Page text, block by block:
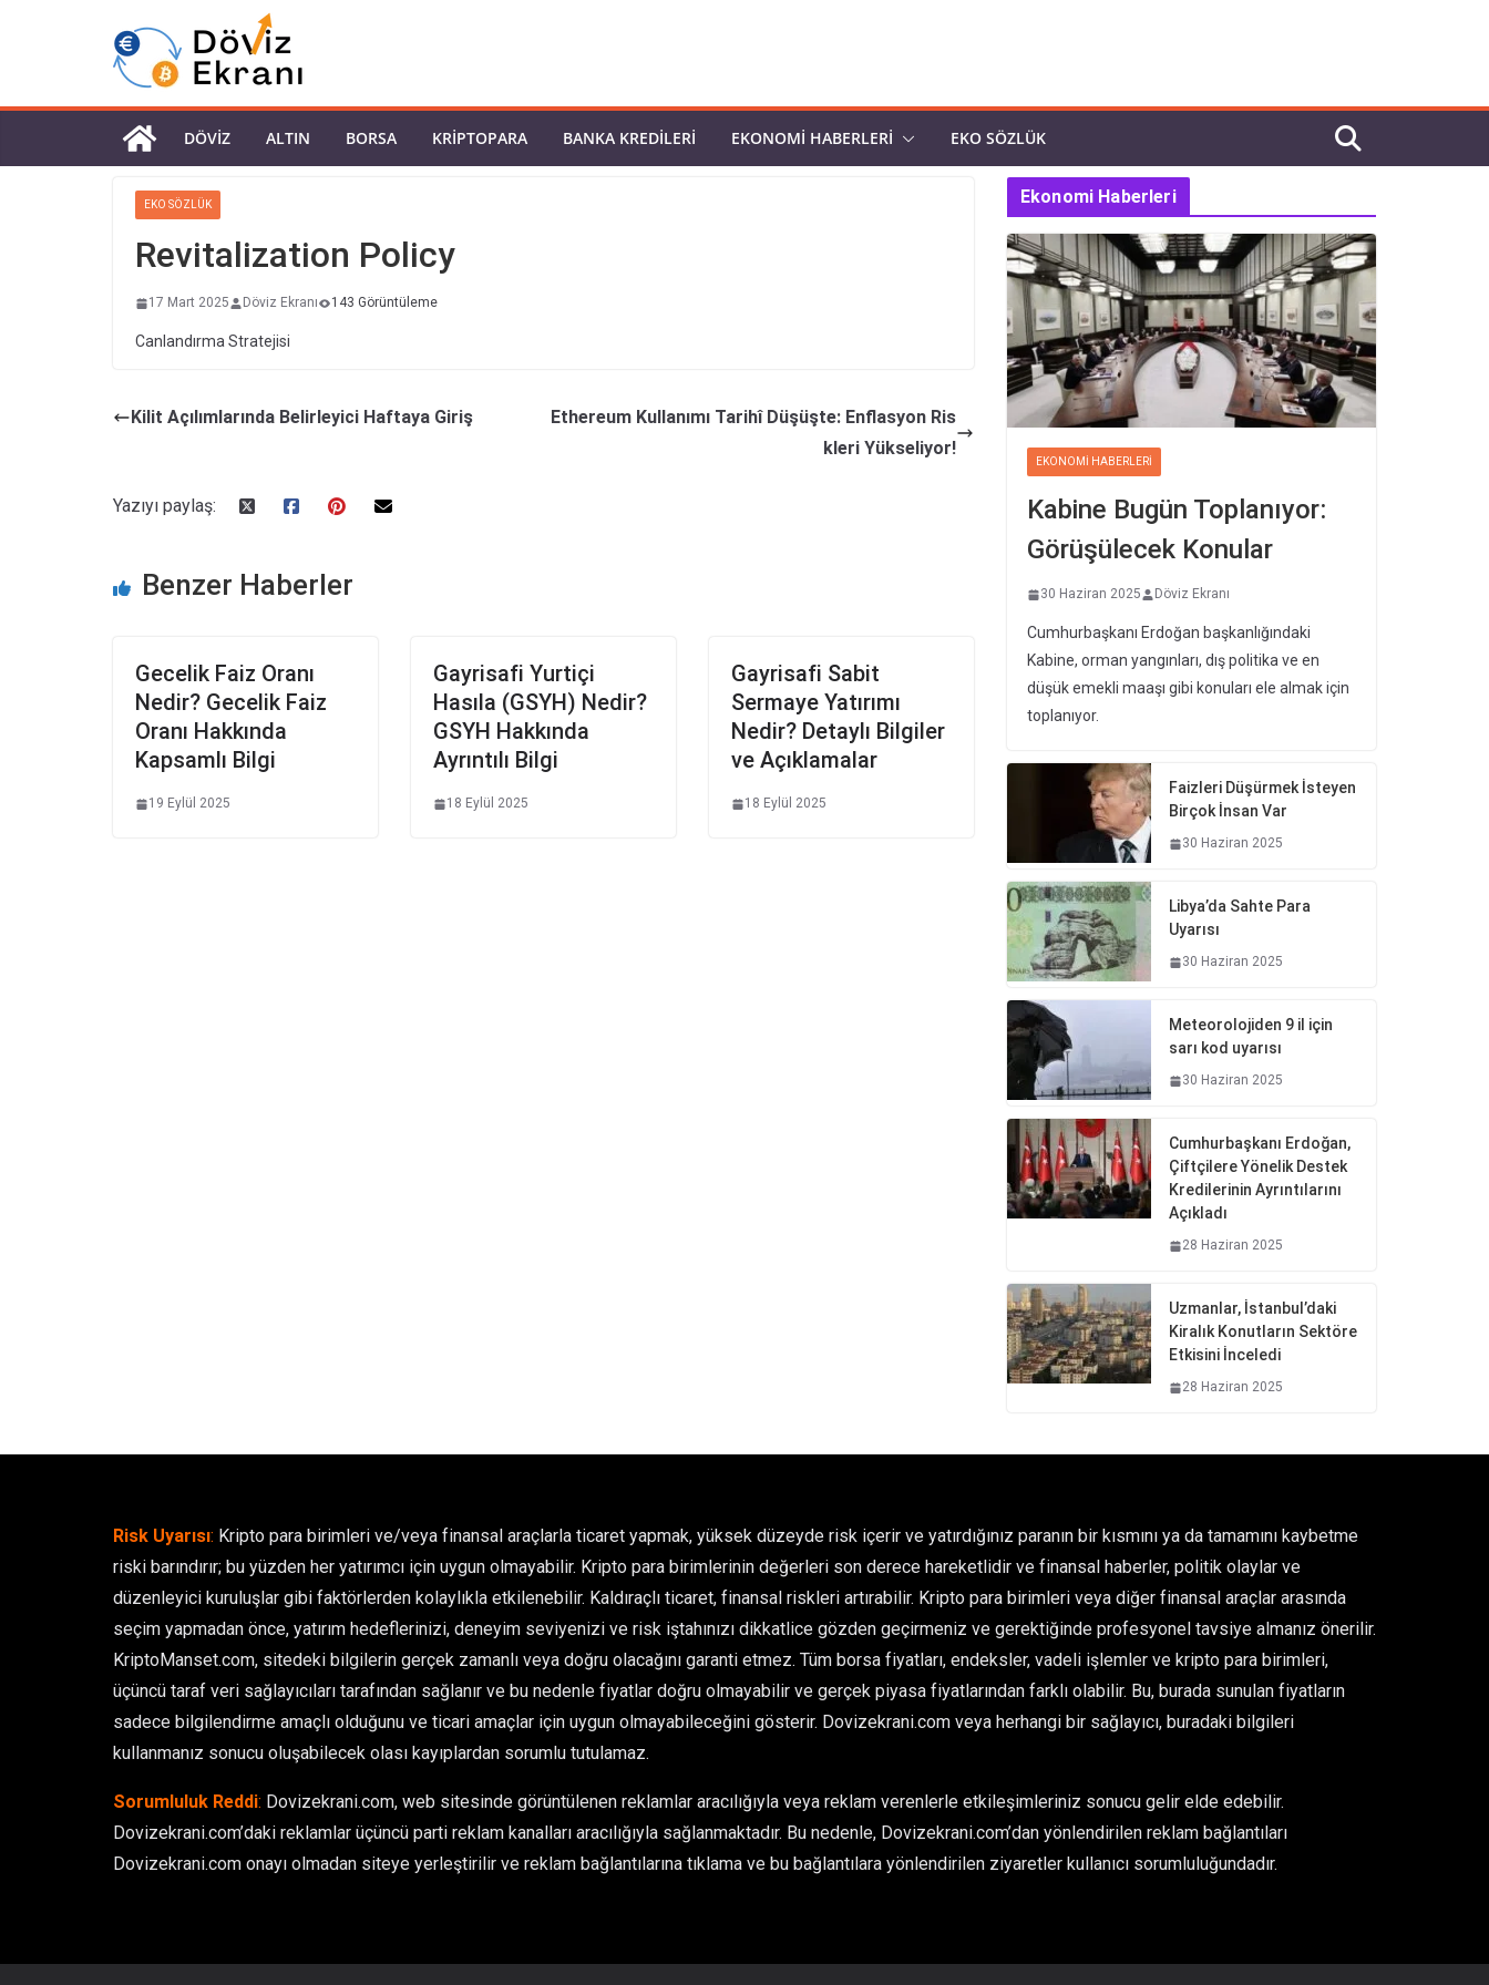
DÖVIZ ALTIN BORSA KRIPTOPARA BANKA KREDILERI EKONOMI HABERLERI EKO SÖZLÜK
EKO SÖZLÜK
Revitalization Policy
17 Mart 2025 Döviz Ekranı 143 Görüntüleme
Canlandırma Stratejisi
Kilit Açılımlarında Belirleyici Haftaya Giriş
Ethereum Kullanımı Tarihî Düşüşte: Enflasyon Ris
kleri Yükseliyor!
Yazıyı paylaş:
Benzer Haberler
Gecelik Faiz Oranı
Nedir? Gecelik Faiz
Oranı Hakkında
Kapsamlı Bilgi
19 Eylül 2025
Gayrisafi Yurtiçi
Hasıla (GSYH) Nedir?
GSYH Hakkında
Ayrıntılı Bilgi
18 Eylül 2025
Gayrisafi Sabit
Sermaye Yatırımı
Nedir? Detaylı Bilgiler
ve Açıklamalar
18 Eylül 2025
Ekonomi Haberleri
EKONOMI HABERLERI
Kabine Bugün Toplanıyor:
Görüşülecek Konular
30 Haziran 2025 Döviz Ekranı
Cumhurbaşkanı Erdoğan başkanlığındaki
Kabine, orman yangınları, dış politika ve en
düşük emekli maaşı gibi konuları ele almak için
toplanıyor.
Faizleri Düşürmek İsteyen
Birçok İnsan Var
30 Haziran 2025
Libya’da Sahte Para
Uyarısı
30 Haziran 2025
Meteorolojiden 9 il için
sarı kod uyarısı
30 Haziran 2025
Cumhurbaşkanı Erdoğan,
Çiftçilere Yönelik Destek
Kredilerinin Ayrıntılarını
Açıkladı
28 Haziran 2025
Uzmanlar, İstanbul’daki
Kiralık Konutların Sektöre
Etkisini İnceledi
28 Haziran 2025
Risk Uyarısı: Kripto para birimleri ve/veya finansal araçlarla ticaret yapmak, yüksek düzeyde risk içerir ve yatırdığınız paranın bir kısmını ya da tamamını kaybetme
riski barındırır; bu yüzden her yatırımcı için uygun olmayabilir. Kripto para birimlerinin değerleri son derece hareketlidir ve finansal haberler, politik olaylar ve
düzenleyici kuruluşlar gibi faktörlerden kolaylıkla etkilenebilir. Kaldıraçlı ticaret, finansal riskleri artırabilir. Kripto para birimleri veya diğer finansal araçlar arasında
seçim yapmadan önce, yatırım hedeflerinizi, deneyim seviyenizi ve risk iştahınızı dikkatlice gözden geçirmeniz ve gerektiğinde profesyonel tavsiye almanız önerilir.
KriptoManset.com, sitedeki bilgilerin gerçek zamanlı veya doğru olacağını garanti etmez. Tüm borsa fiyatları, endeksler, vadeli işlemler ve kripto para birimleri,
üçüncü taraf veri sağlayıcıları tarafından sağlanır ve bu nedenle fiyatlar doğru olmayabilir ve gerçek piyasa fiyatlarından farklı olabilir. Bu, burada sunulan fiyatların
sadece bilgilendirme amaçlı olduğunu ve ticari amaçlar için uygun olmayabileceğini gösterir. Dovizekrani.com veya herhangi bir sağlayıcı, buradaki bilgileri
kullanmanız sonucu oluşabilecek olası kayıplardan sorumlu tutulamaz.
Sorumluluk Reddi: Dovizekrani.com, web sitesinde görüntülenen reklamlar aracılığıyla veya reklam verenlerle etkileşimleriniz sonucu gelir elde edebilir.
Dovizekrani.com’daki reklamlar üçüncü parti reklam kanalları aracılığıyla sağlanmaktadır. Bu nedenle, Dovizekrani.com’dan yönlendirilen reklam bağlantıları
Dovizekrani.com onayı olmadan siteye yerleştirilir ve reklam bağlantılarına tıklama ve bu bağlantılara yönlendirilen ziyaretler kullanıcı sorumluluğundadır.